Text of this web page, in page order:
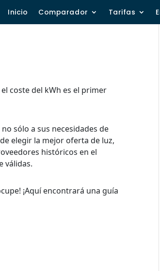
Inicio Comparador Tarifas
coste del kWh es el primer
sólo a sus necesidades de
elegir la mejor oferta de luz,
históricos en el
válidas.
¡Aquí encontrará una guía